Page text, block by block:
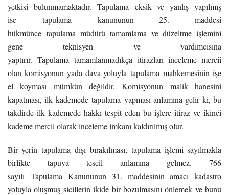
yetkisi bulunmamaktadır. Tapulama eksik ve yanlış yapılmış
ise tapulama kanununun 25. maddesi
hükmünce tapulama müdürü tamamlama ve düzeltme işlemini
gene teknisyen ve yardımcısına
yaptırır.Tapulama tamamlanmadıkça itirazları inceleme mercii
olan komisyonun yada dava yoluylatapulama mahkemesinin işe
el koyması mümkün değildir. Komisyonun malik hanesini
kapatması, ilk kademedetapulama yapması anlamına gelir ki, bu
takdirde ilk kademede hakkı tespit eden bu işlere itiraz ve ikinci
kademe mercii olarak inceleme imkanı kaldırılmış olur.
Bir yerintapulama dışı bırakılması, tapulama işlemi sayılmakla
birlikte tapuya tescil anlamına gelmez. 766
sayılı Tapulama Kanununun 31. maddesinin amacı kadastro
yoluyla oluşmuş sicillerin ikide bir bozulmasını önlemek ve bunu